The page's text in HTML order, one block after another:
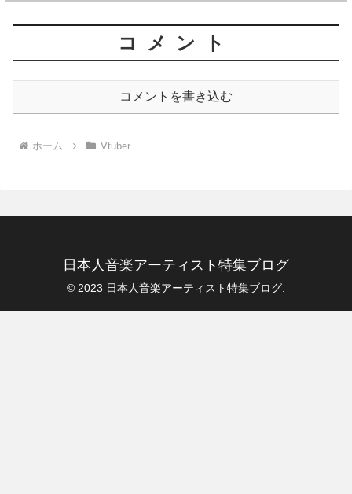
コメント
コメントを書き込む
ホーム Vtuber
日本人音楽アーティスト特集ブログ
© 2023 日本人音楽アーティスト特集ブログ.